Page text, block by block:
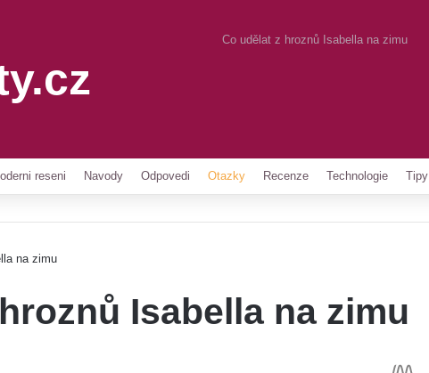
Co udělat z hroznů Isabella na zimu
reseni Navody Odpovedi Otazky Recenze Technologie Tipy
na zimu
Isabella na zimu